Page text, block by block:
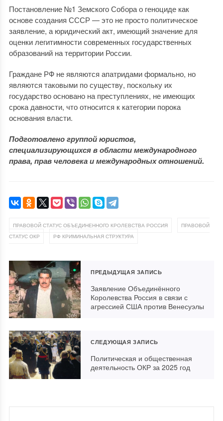
Постановление №1 Земского Собора о геноциде как
основе создания СССР — это не просто политическое
заявление, а юридический акт, имеющий значение для
оценки легитимности современных государственных
образований на территории России.
Граждане РФ не являются апатридами формально, но
являются таковыми по существу, поскольку их
государство основано на преступлениях, не имеющих
срока давности, что относится к категории порока
основания власти.
Подготовлено группой юристов,
специализирующихся в области международного
права, прав человека и международных отношений.
ПРАВОВОЙ СТАТУС ОБЪЕДИНЕННОГО КРОЛЕВСТВА РОССИЯ
ПРАВОВОЙ
СТАТУС ОКР
РФ КРИМИНАЛЬНАЯ СТРУКТУРА
ПРЕДЫДУЩАЯ ЗАПИСЬ
Заявление Объединённого
Королевства Россия в связи с
агрессией США против Венесуэлы
СЛЕДУЮЩАЯ ЗАПИСЬ
Политическая и общественная
деятельность ОКР за 2025 год